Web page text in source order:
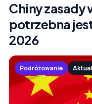
Chiny zasady
potrzebna
2026
Podróżowanie